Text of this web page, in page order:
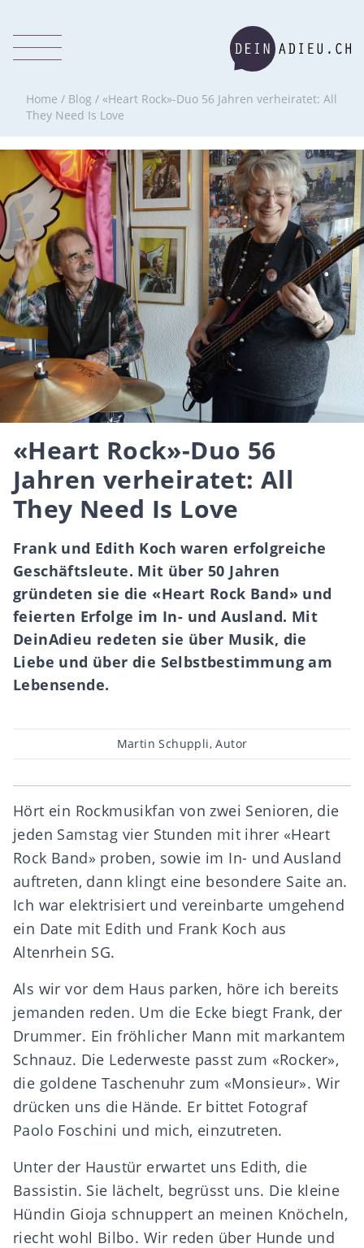
Home / Blog / «Heart Rock»-Duo 56 Jahren verheiratet: All
They Need Is Love
«Heart Rock»-Duo 56
Jahren verheiratet: All
They Need Is Love
Frank und Edith Koch waren erfolgreiche
Geschäftsleute. Mit über 50 Jahren
gründeten sie die «Heart Rock Band» und
feierten Erfolge im In- und Ausland. Mit
DeinAdieu redeten sie über Musik, die
Liebe und über die Selbstbestimmung am
Lebensende.
Beitragsautor
Martin Schuppli, Autor
Hört ein Rockmusikfan von zwei Senioren, die
jeden Samstag vier Stunden mit ihrer «Heart
Rock Band» proben, sowie im In- und Ausland
auftreten, dann klingt eine besondere Saite an.
Ich war elektrisiert und vereinbarte umgehend
ein Date mit Edith und Frank Koch aus
Altenrhein SG.
Als wir vor dem Haus parken, höre ich bereits
jemanden reden. Um die Ecke biegt Frank, der
Drummer. Ein fröhlicher Mann mit markantem
Schnauz. Die Lederweste passt zum «Rocker»,
die goldene Taschenuhr zum «Monsieur». Wir
drücken uns die Hände. Er bittet Fotograf
Paolo Foschini und mich, einzutreten.
Unter der Haustür erwartet uns Edith, die
Bassistin. Sie lächelt, begrüsst uns. Die kleine
Hündin Gioja schnuppert an meinen Knöcheln,
riecht wohl Bilbo. Wir reden über Hunde und